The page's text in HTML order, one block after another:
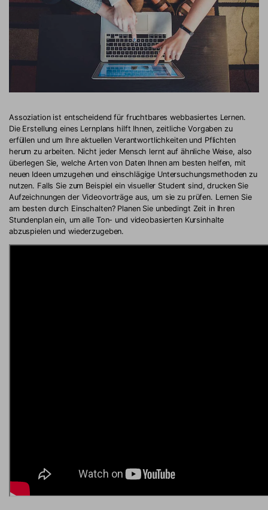
Assoziation ist entscheidend für fruchtbares webbasiertes Lernen.
Die Erstellung eines Lernplans hilft Ihnen, zeitliche Vorgaben zu
erfüllen und um Ihre aktuellen Verantwortlichkeiten und Pflichten
herum zu arbeiten. Nicht jeder Mensch lernt auf ähnliche Weise, also
überlegen Sie, welche Arten von Daten Ihnen am besten helfen, mit
neuen Ideen umzugehen und einschlägige Untersuchungsmethoden zu
nutzen. Falls Sie zum Beispiel ein visueller Student sind, drucken Sie
Aufzeichnungen der Videovorträge aus, um sie zu prüfen. Lernen Sie
am besten durch Einschalten? Planen Sie unbedingt Zeit in Ihren
Stundenplan ein, um alle Ton- und videobasierten Kursinhalte
abzuspielen und wiederzugeben.